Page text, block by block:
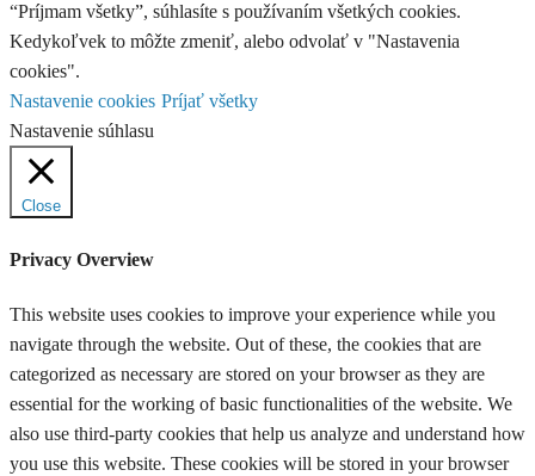
“Príjmam všetky”, súhlasíte s používaním všetkých cookies.
Kedykoľvek to môžte zmeniť, alebo odvolať v "Nastavenia
cookies".
Nastavenie cookies Príjať všetky
Nastavenie súhlasu
Close
Privacy Overview
This website uses cookies to improve your experience while you
navigate through the website. Out of these, the cookies that are
categorized as necessary are stored on your browser as they are
essential for the working of basic functionalities of the website. We
also use third-party cookies that help us analyze and understand how
you use this website. These cookies will be stored in your browser